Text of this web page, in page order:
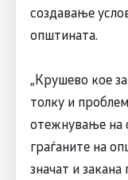
создавање
општината.
„Крушево кое
толку и
отежнување на
граѓаните на
значат и закана